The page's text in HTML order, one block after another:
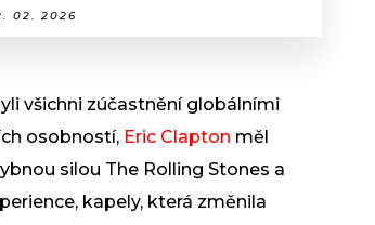
02. 2026
všichni zúčastnění globálními
osobností, Eric Clapton měl
silou The Rolling Stones a
kapely, která změnila